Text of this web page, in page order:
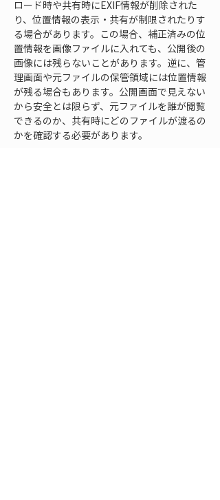
ロード時や共有時にEXIF情報が削除された
り、位置情報の表示・共有が制限されたりす
る場合があります。この場合、補正済みの位
置情報を画像ファイルに入れても、公開後の
画像には残らないことがあります。逆に、管
理画面や元ファイルの保管領域には位置情報
が残る場合もあります。公開画面で見えない
から安全とは限らず、元ファイルを誰が閲覧
できるのか、共有時にどのファイルが渡るの
かを確認する必要があります。